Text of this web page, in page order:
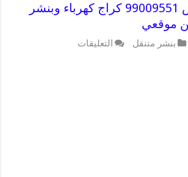
بنشر الفنيطيس 99009551 كراج كهرباء وبنشر
موقعي
بنشر متنقل التعليقات